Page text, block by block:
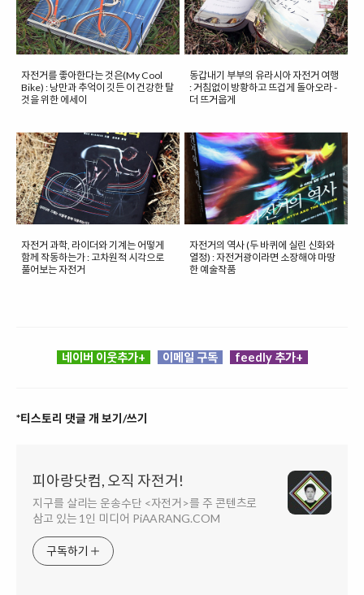
자전거를 좋아한다는 것은(My Cool
Bike) : 낭만과 추억이 깃든 이 건강한 탈
것을 위한 에세이
동갑내기 부부의 유라시아 자전거 여행
: 거침없이 방황하고 뜨겁게 돌아오라 -
더 뜨거웁게
자전거 과학, 라이더와 기계는 어떻게
함께 작동하는가 : 고차원적 시각으로
풀어보는 자전거
자전거의 역사 (두 바퀴에 실린 신화와
열정) : 자전거광이라면 소장해야 마땅
한 예술작품
네이버 이웃추가+ 이메일 구독 feedly 추가+
*티스토리 댓글 개 보기/쓰기
피아랑닷컴, 오직 자전거!
지구를 살리는 운송수단 <자전거>를 주 콘텐츠로
삼고 있는 1인 미디어 PiAARANG.COM
구독하기